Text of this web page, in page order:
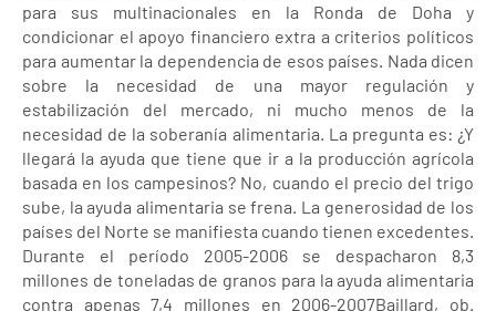
para sus multinacionales en la Ronda de Doha y
condicionar el apoyo financiero extra a criterios políticos
para aumentar la dependencia de esos países. Nada dicen
sobre la necesidad de una mayor regulación y
estabilización del mercado, ni mucho menos de la
necesidad de la soberanía alimentaria. La pregunta es: ¿Y
llegará la ayuda que tiene que ir a la producción agrícola
basada en los campesinos? No, cuando el precio del trigo
sube, la ayuda alimentaria se frena. La generosidad de los
países del Norte se manifiesta cuando tienen excedentes.
Durante el período 2005-2006 se despacharon 8,3
millones de toneladas de granos para la ayuda alimentaria
contra apenas 7,4 millones en 2006-2007Baillard, ob.